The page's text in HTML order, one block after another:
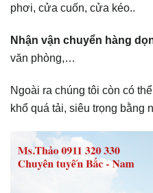
phơi, cửa cuốn, cửa kéo..
Nhận vận chuyển hàng
văn phòng,…
Ngoài ra chúng tôi còn có
khổ quá tải, siêu trọng bằng